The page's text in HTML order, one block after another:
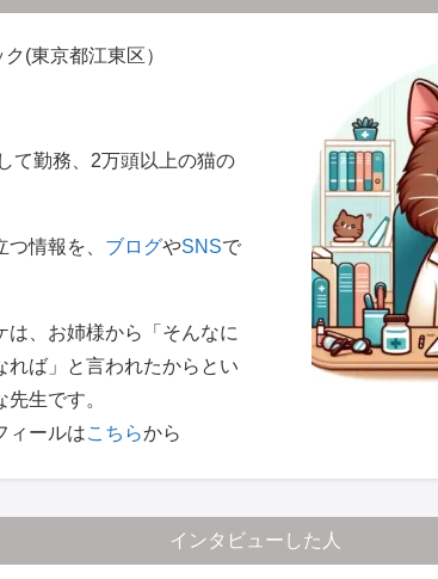
(東京都江東区）
て勤務、2万頭以上の猫の
つ情報を、 ブログやSNSで
は、お姉様から「そんなに
れば」と言われたからとい
生です。
ィールはこちらから
インタビューした人